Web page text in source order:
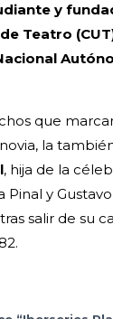
y
Teatro
que
la
, hija de la
Pinal y
salir de su